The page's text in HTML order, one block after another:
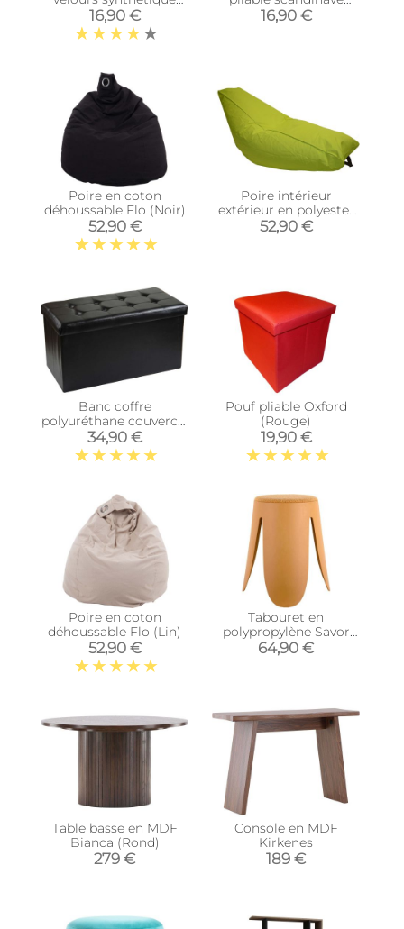
capitonné (Gris
anthracite)
16,90 €
(Noir)
16,90 €
Poire en coton
déhoussable Flo (Noir)
52,90 €
Poire intérieur
extérieur en polyester
Luna (Vert anis)
52,90 €
Banc coffre
polyuréthane couvercle
capitonné (Noir)
34,90 €
Pouf pliable Oxford
(Rouge)
19,90 €
Poire en coton
déhoussable Flo (Lin)
52,90 €
Tabouret en
polypropylène Savor
(Ocre)
64,90 €
Table basse en MDF
Bianca (Rond)
279 €
Console en MDF
Kirkenes
189 €